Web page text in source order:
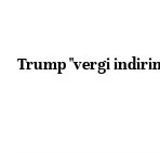
Trump "vergi